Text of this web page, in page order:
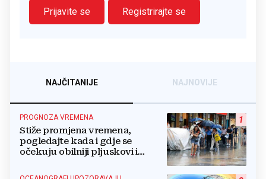
Prijavite se
Registrirajte se
NAJČITANIJE NAJNOVIJE
1
PROGNOZA VREMENA
Stiže promjena vremena,
pogledajte kada i gdje se
očekuju obilniji pljuskovi i